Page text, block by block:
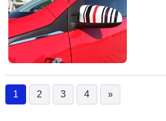
1
(current)
2 3 4 »